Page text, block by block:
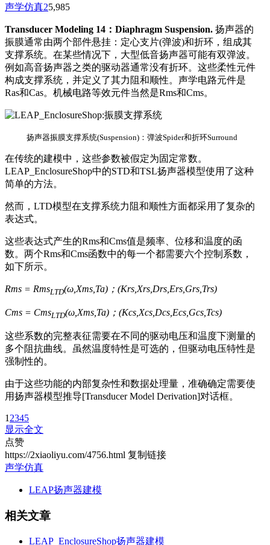
声学仿真25,985
Transducer Modeling 14：Diaphragm Suspension. 扬声器的
振膜通常由两个部件悬挂：定心支片(弹波)和折环，组成其
支撑系统。在某些情况下，大型低音扬声器可能有双弹波。
例如高音扬声器之类的驱动器通常没有折环。这些柔性元件
构成支撑系统，并定义了其力阻和顺性。声学电路元件是
Ras和Cas。机械电路等效元件当然是Rms和Cms。
扬声器振膜支撑系统(Suspension)：弹波Spider和折环Surround
在传统的建模中，这些参数被假定为固定常数。
LEAP_EnclosureShop中的STD和TSL扬声器模型使用了这种
简单的方法。
然而，LTD模型在支撑系统力阻和顺性方面都采用了复杂的
表达式。
这些表达式产生的Rms和Cms值是频率、位移和温度的函
数。两个Rms和Cms函数中的每一个都需要六个控制系数，
如下所示。
Rms = RmsLTD(ω,Xms,Ta)；(Krs,Xrs,Drs,Ers,Grs,Trs)
Cms = CmsLTD(ω,Xms,Ta)；(Kcs,Xcs,Dcs,Ecs,Gcs,Tcs)
这些系数的完整表征需要在不同的驱动电压和温度下测量的
多个阻抗曲线。虽然温度特性是可选的，但驱动电压特性是
强制性的。
由于这些功能的内部复杂性和数据处理量，准确确定需要使
用扬声器模型推导[Transducer Model Derivation]对话框。
1 2345
显示全文
点赞
https://2xiaoliyu.com/4756.html 复制链接
声学仿真
LEAP扬声器建模
相关文章
LEAP_EnclosureShop扬声器建模